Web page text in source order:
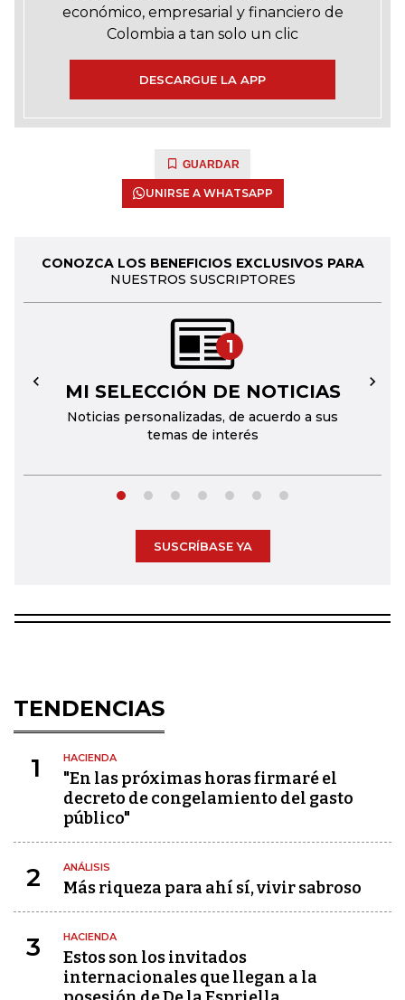
económico, empresarial y financiero de
Colombia a tan solo un clic
DESCARGUE LA APP
GUARDAR
UNIRSE A WHATSAPP
CONOZCA LOS BENEFICIOS EXCLUSIVOS PARA
NUESTROS SUSCRIPTORES
1
MI SELECCIÓN DE NOTICIAS
Noticias personalizadas, de acuerdo a sus
temas de interés
← →
SUSCRÍBASE YA
TENDENCIAS
1 HACIENDA
"En las próximas horas firmaré el
decreto de congelamiento del gasto
público"
2 ANÁLISIS
Más riqueza para ahí sí, vivir sabroso
3 HACIENDA
Estos son los invitados
internacionales que llegan a la